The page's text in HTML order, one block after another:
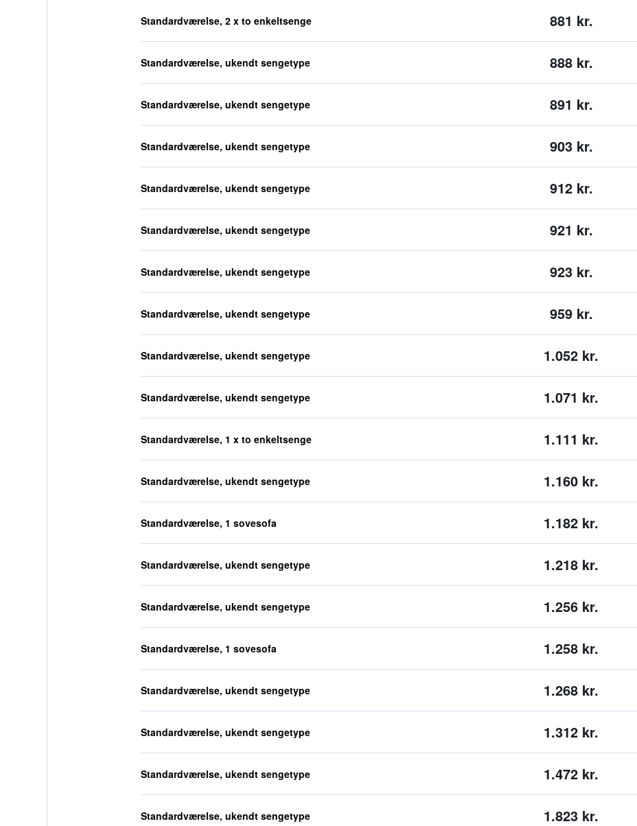
Standardværelse, 2 x to enkeltsenge 881 kr.
Standardværelse, ukendt sengetype 888 kr.
Standardværelse, ukendt sengetype 891 kr.
Standardværelse, ukendt sengetype 903 kr.
Standardværelse, ukendt sengetype 912 kr.
Standardværelse, ukendt sengetype 921 kr.
Standardværelse, ukendt sengetype 923 kr.
Standardværelse, ukendt sengetype 959 kr.
Standardværelse, ukendt sengetype 1.052 kr.
Standardværelse, ukendt sengetype 1.071 kr.
Standardværelse, 1 x to enkeltsenge 1.111 kr.
Standardværelse, ukendt sengetype 1.160 kr.
Standardværelse, 1 sovesofa 1.182 kr.
Standardværelse, ukendt sengetype 1.218 kr.
Standardværelse, ukendt sengetype 1.256 kr.
Standardværelse, 1 sovesofa 1.258 kr.
Standardværelse, ukendt sengetype 1.268 kr.
Standardværelse, ukendt sengetype 1.312 kr.
Standardværelse, ukendt sengetype 1.472 kr.
Standardværelse, ukendt sengetype 1.823 kr.